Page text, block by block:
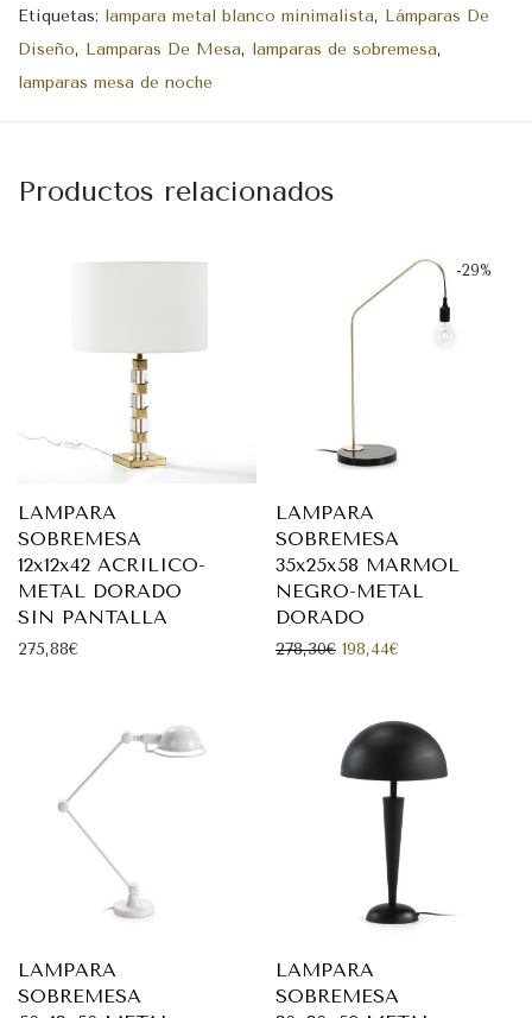
Etiquetas: lampara metal blanco minimalista, Lámparas De
Diseño, Lamparas De Mesa, lamparas de sobremesa,
lamparas mesa de noche
Productos relacionados
LAMPARA
SOBREMESA
12x12x42 ACRILICO-
METAL DORADO
SIN PANTALLA
275,88€
-29%
LAMPARA
SOBREMESA
35x25x58 MARMOL
NEGRO-METAL
DORADO
278,30€ El precio original era:
198,44€El precio actual
LAMPARA
SOBREMESA
LAMPARA
SOBREMESA